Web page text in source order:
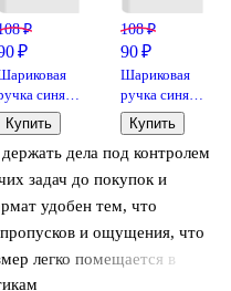
дела под контролем
задач до покупок и
удобен тем, что
и ощущения, что
легко помещается в
всегда будет под
₽
₽
синяя
мм, Mur-
Be
Купить
108 ₽
90 ₽
Шариковая
ручка синяя
0,7 мм, Mur-
Mur, Be
Smart
Купить